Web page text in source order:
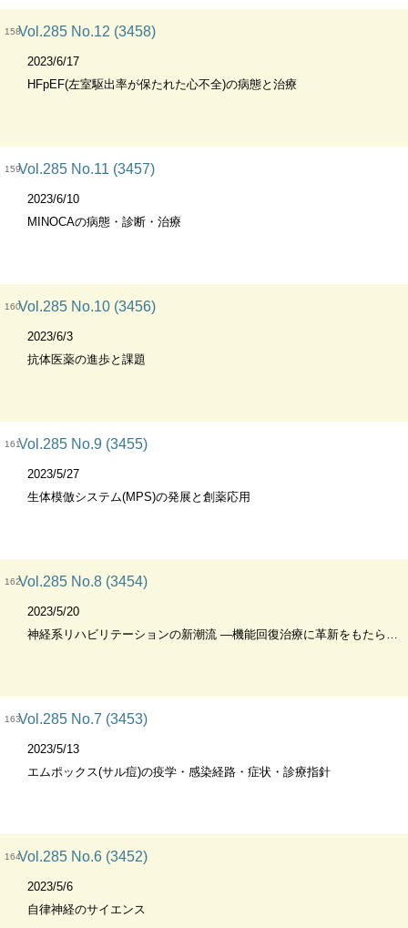
158Vol.285 No.12 (3458)
2023/6/17
HFpEF(左室駆出率が保たれた心不全)の病態と治療
159Vol.285 No.11 (3457)
2023/6/10
MINOCAの病態・診断・治療
160Vol.285 No.10 (3456)
2023/6/3
抗体医薬の進歩と課題
161Vol.285 No.9 (3455)
2023/5/27
生体模倣システム(MPS)の発展と創薬応用
162Vol.285 No.8 (3454)
2023/5/20
神経系リハビリテーションの新潮流 ―機能回復治療に革新をもたらす最新の知見
163Vol.285 No.7 (3453)
2023/5/13
エムポックス(サル痘)の疫学・感染経路・症状・診療指針
164Vol.285 No.6 (3452)
2023/5/6
自律神経のサイエンス